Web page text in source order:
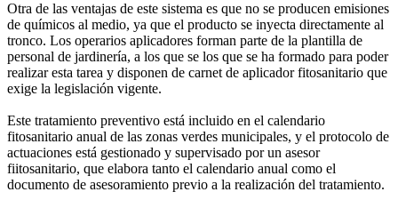
Otra de las ventajas de este sistema es que no se producen emisiones
de químicos al medio, ya que el producto se inyecta directamente al
tronco. Los operarios aplicadores forman parte de la plantilla de
personal de jardinería, a los que se los que se ha formado para poder
realizar esta tarea y disponen de carnet de aplicador fitosanitario que
exige la legislación vigente.
Este tratamiento preventivo está incluido en el calendario
fitosanitario anual de las zonas verdes municipales, y el protocolo de
actuaciones está gestionado y supervisado por un asesor
fiitosanitario, que elabora tanto el calendario anual como el
documento de asesoramiento previo a la realización del tratamiento.